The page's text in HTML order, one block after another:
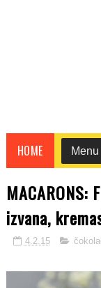
HOME
izvana,
4.2.15